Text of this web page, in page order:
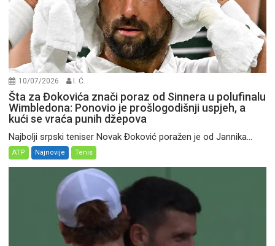
10/07/2026 I. Ć.
Šta za Đokovića znači poraz od Sinnera u polufinalu
Wimbledona: Ponovio je prošlogodišnji uspjeh, a
kući se vraća punih džepova
Najbolji srpski teniser Novak Đoković poražen je od Jannika...
ATP Najnovije Tenis